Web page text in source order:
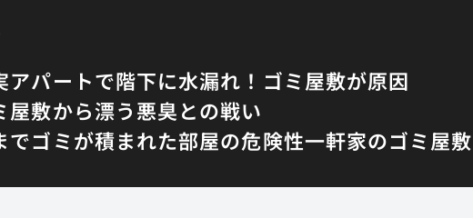
アパートで階下に水漏れ！ゴミ屋敷が原因
屋敷から漂う悪臭との戦い
でゴミが積まれた部屋の危険性一軒家のゴミ屋